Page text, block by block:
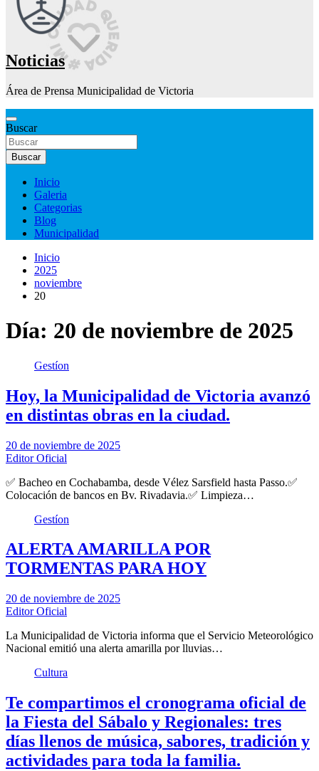
Noticias
Área de Prensa Municipalidad de Victoria
Buscar
Buscar
Inicio
Galeria
Categorias
Blog
Municipalidad
Inicio
2025
noviembre
20
Día: 20 de noviembre de 2025
Gestíon
Hoy, la Municipalidad de Victoria avanzó
en distintas obras en la ciudad.
20 de noviembre de 2025
Editor Oficial
✅ Bacheo en Cochabamba, desde Vélez Sarsfield hasta Passo.✅
Colocación de bancos en Bv. Rivadavia.✅ Limpieza…
Gestíon
ALERTA AMARILLA POR
TORMENTAS PARA HOY
20 de noviembre de 2025
Editor Oficial
La Municipalidad de Victoria informa que el Servicio Meteorológico
Nacional emitió una alerta amarilla por lluvias…
Cultura
Te compartimos el cronograma oficial de
la Fiesta del Sábalo y Regionales: tres
días llenos de música, sabores, tradición y
actividades para toda la familia.